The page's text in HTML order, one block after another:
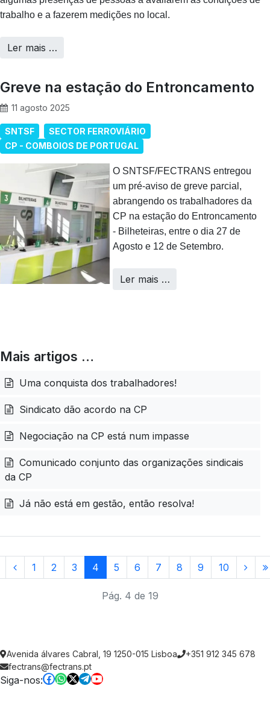
trabalho e a fazerem medições no local.
Ler mais …
Greve na estação do Entroncamento
11 agosto 2025
SNTSF
SECTOR FERROVIÁRIO
CP - COMBOIOS DE PORTUGAL
O SNTSF/FECTRANS entregou
um pré-aviso de greve parcial,
abrangendo os trabalhadores da
CP na estação do Entroncamento
- Bilheteiras, entre o dia 27 de
Agosto e 12 de Setembro.
Ler mais …
Mais artigos …
Uma conquista dos trabalhadores!
Sindicato dão acordo na CP
Negociação na CP está num impasse
Comunicado conjunto das organizações sindicais
da CP
Já não está em gestão, então resolva!
1 2 3 4 5 6 7 8 9 10
Pág. 4 de 19
Avenida álvares Cabral, 19 1250-015 Lisboa
+351 912 345 678
fectrans@fectrans.pt
Siga-nos: